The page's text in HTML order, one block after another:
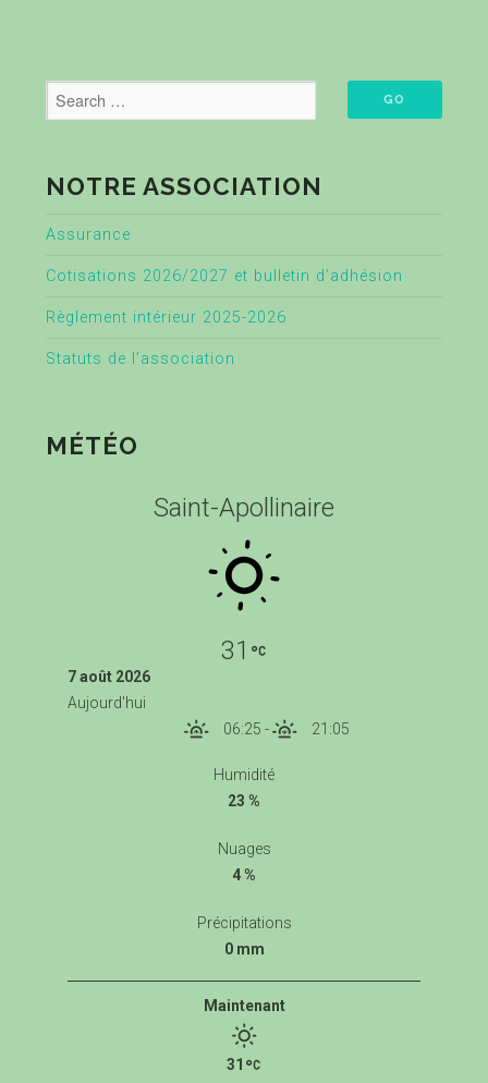
NOTRE ASSOCIATION
Assurance
Cotisations 2026/2027 et bulletin d’adhésion
Règlement intérieur 2025-2026
Statuts de l’association
MÉTÉO
Saint-Apollinaire
31
7 août 2026
Aujourd'hui
06:25 - 21:05
Humidité
23 %
Nuages
4 %
Précipitations
0 mm
Maintenant
31